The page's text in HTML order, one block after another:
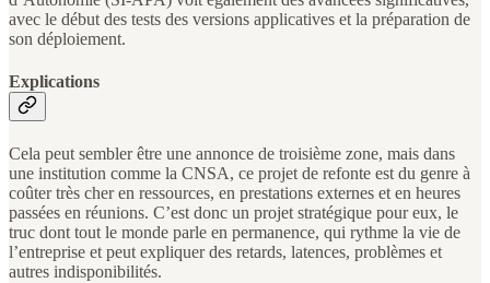
avec le début des tests des versions applicatives et la préparation de
son déploiement.
Explications
Cela peut sembler être une annonce de troisième zone, mais dans
une institution comme la CNSA, ce projet de refonte est du genre à
coûter très cher en ressources, en prestations externes et en heures
passées en réunions. C’est donc un projet stratégique pour eux, le
truc dont tout le monde parle en permanence, qui rythme la vie de
l’entreprise et peut expliquer des retards, latences, problèmes et
autres indisponibilités.